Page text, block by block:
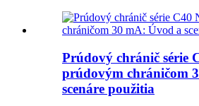
Prúdový chránič série
prúdovým chráničom
scenáre použitia